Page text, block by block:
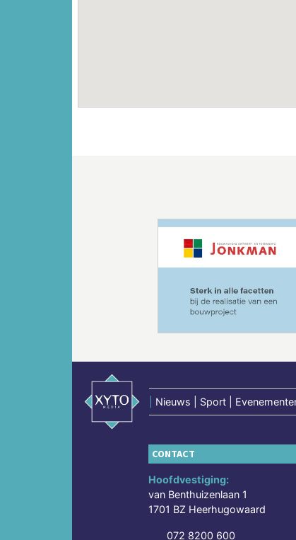
Nieuws | Sport |
CONTACT
Hoofdvestiging:
van Benthuizenlaan 1
1701 BZ Heerhugowaard
072 8200 600